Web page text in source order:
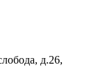
д.26,